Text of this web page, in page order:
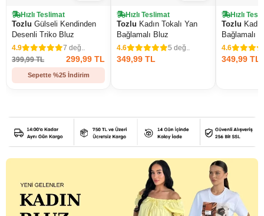
Hızlı Teslimat
Tozlu Gülseli Kendinden
Desenli Triko Bluz
4.9
7 değ..
399,99 TL
299,99 TL
Sepette %25 İndirim
Hızlı Teslimat
Tozlu Kadın Tokalı Yan
Bağlamalı Bluz
4.6 5 değ..
349,99 TL
Hızlı
Tozlu
Bağlamalı
4.6
349,99 TL